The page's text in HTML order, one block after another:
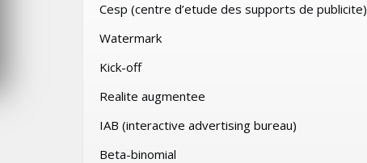
Cesp (centre d’etude des supports de publicite)
Watermark
Kick-off
Realite augmentee
IAB (interactive advertising bureau)
Beta-binomial
PROTECTION DE L’ENFANCE :